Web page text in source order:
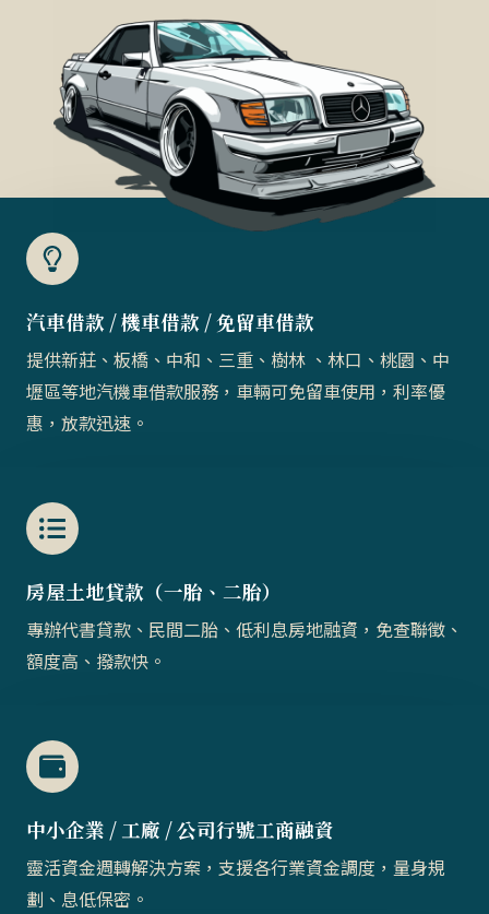
汽車借款 / 機車借款 / 免留車借款​
提供新莊、板橋、中和、三重、樹林 、林口、桃園、中
壢區等地汽機車借款服務，車輛可免留車使用，利率優
惠，放款迅速。
房屋土地貸款（一胎、二胎）​​
專辦代書貸款、民間二胎、低利息房地融資，免查聯徵、
額度高、撥款快。
中小企業 / 工廠 / 公司行號工商融資
靈活資金週轉解決方案，支援各行業資金調度，量身規
劃、息低保密。